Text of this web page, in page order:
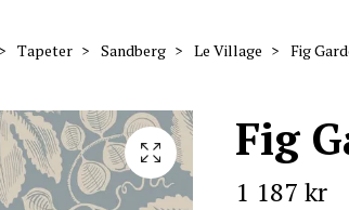
Tapeter Sandberg Le Village Fig
Fig
1 187 kr